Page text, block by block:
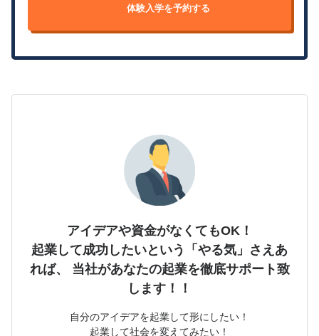
体験入学を予約する
アイデアや資金がなくてもOK！
起業して成功したいという「やる気」さえあ
れば、
当社があなたの起業を徹底サポート致
します！！
自分のアイデアを起業して形にしたい！
起業して社会を変えてみたい！